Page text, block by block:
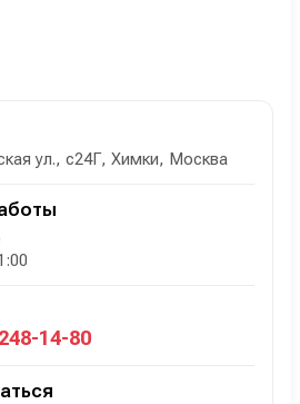
ул., с24Г, Химки, Москва
14-80